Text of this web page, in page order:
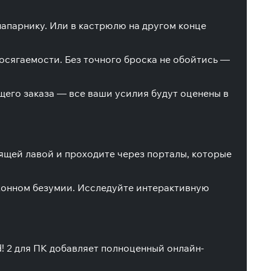
Или в кастрюлю на другом конце
Без точного броска не обойтись —
заказа — все ваши усилия будут оценены в
лавой и проходите через порталы, которые
безумии. Исследуйте интерактивную
2 для ПК добавляет полноценный онлайн-